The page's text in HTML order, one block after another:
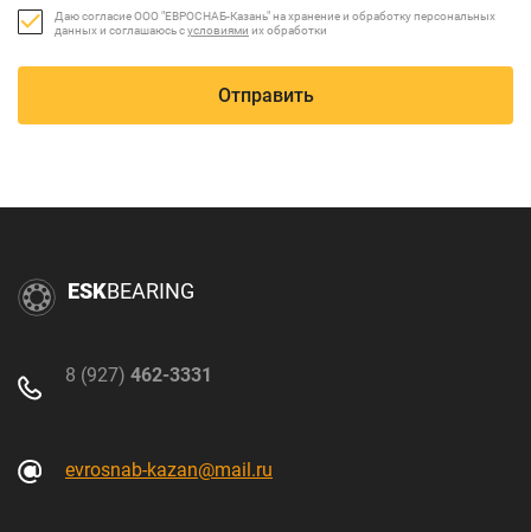
Даю согласие ООО "ЕВРОСНАБ-Казань" на хранение и обработку персональных
данных и соглашаюсь сусловиями их обработки
Отправить
ESKBEARING
8 (927) 462-3331
evrosnab-kazan@mail.ru